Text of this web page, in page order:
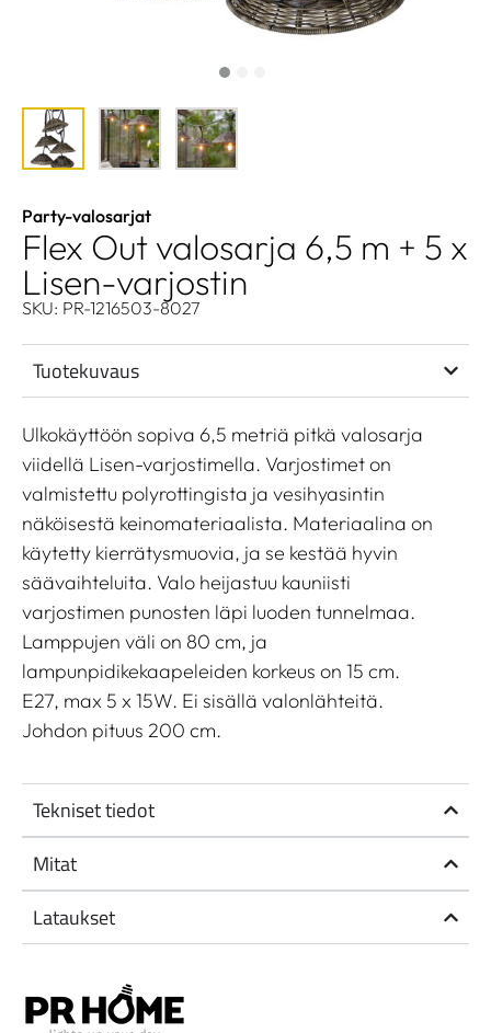
Party-valosarjat
Flex Out valosarja 6,5 m + 5 x
Lisen-varjostin
SKU: PR-1216503-8027
Tuotekuvaus
Ulkokäyttöön sopiva 6,5 metriä pitkä valosarja
viidellä Lisen-varjostimella. Varjostimet on
valmistettu polyrottingista ja vesihyasintin
näköisestä keinomateriaalista. Materiaalina on
käytetty kierrätysmuovia, ja se kestää hyvin
säävaihteluita. Valo heijastuu kauniisti
varjostimen punosten läpi luoden tunnelmaa.
Lamppujen väli on 80 cm, ja
lampunpidikekaapeleiden korkeus on 15 cm.
E27, max 5 x 15W. Ei sisällä valonlähteitä.
Johdon pituus 200 cm.
Tekniset tiedot
Mitat
Lataukset